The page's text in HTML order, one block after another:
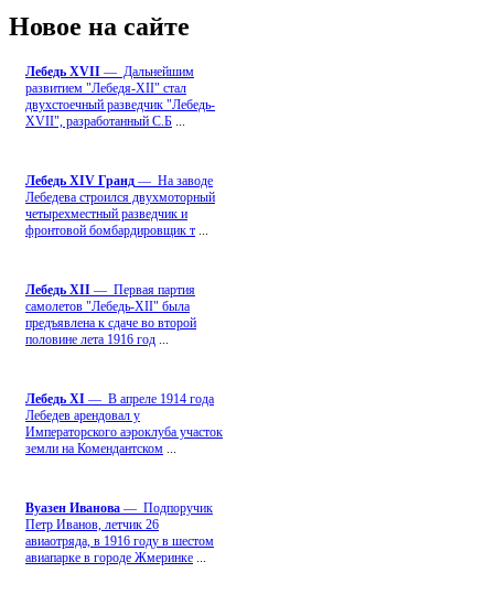
Новое на сайте
Лебедь ХVII — Дальнейшим
развитием "Лебедя-ХII" стал
двухстоечный разведчик "Лебедь-
XVII", разработанный С.Б
Лебедь ХIV Гранд — На заводе
Лебедева строился двухмоторный
четырехместный разведчик и
фронтовой бомбардировщик т
Лебедь ХII — Первая партия
самолетов "Лебедь-ХII" была
предъявлена к сдаче во второй
половине лета 1916 год
Лебедь ХI — В апреле 1914 года
Лебедев арендовал у
Императорского аэроклуба участок
земли на Комендантском
Вуазен Иванова — Подпоручик
Петр Иванов, летчик 26
авиаотряда, в 1916 году в шестом
авиапарке в городе Жмеринке